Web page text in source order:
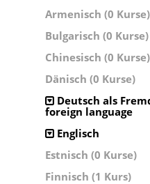
Armenisch (0 Kurse)
Bulgarisch (0 Kurse)
Chinesisch (0 Kurse)
Dänisch (0 Kurse)
Deutsch als
foreign language
Englisch
Estnisch (0 Kurse)
Finnisch (1 Kurs)